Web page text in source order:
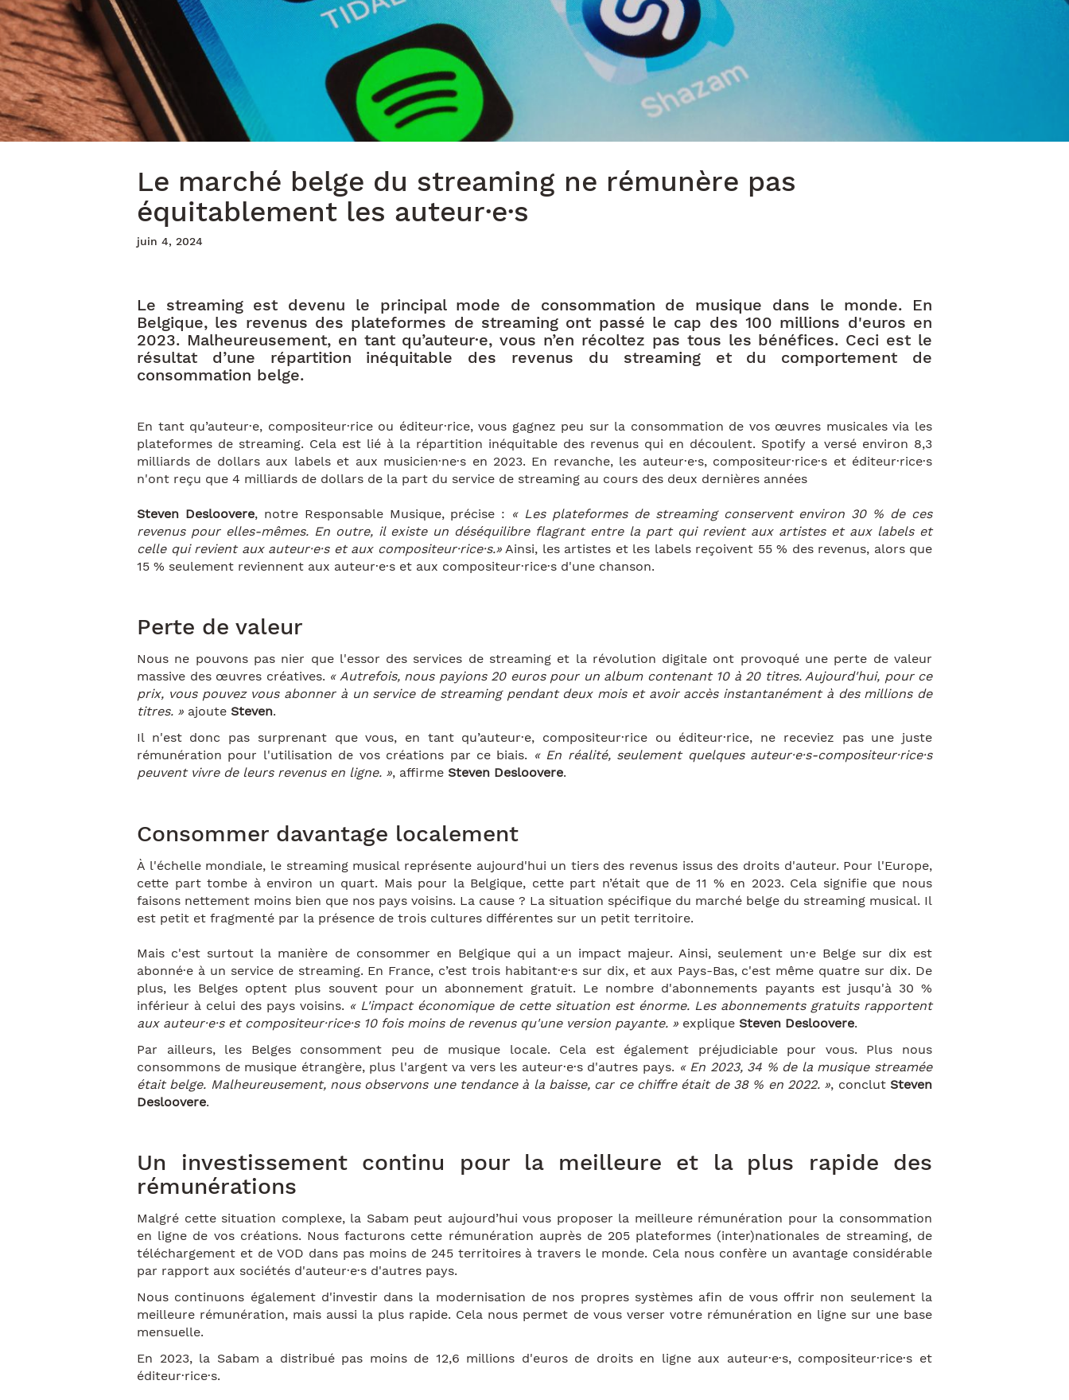
Le marché belge du streaming ne rémunère pas
équitablement les auteur·e·s
juin 4, 2024
Le streaming est devenu le principal mode de consommation de musique dans le monde. En
Belgique, les revenus des plateformes de streaming ont passé le cap des 100 millions d'euros en
2023. Malheureusement, en tant qu’auteur·e, vous n’en récoltez pas tous les bénéfices. Ceci est le
résultat d’une répartition inéquitable des revenus du streaming et du comportement de
consommation belge.
En tant qu’auteur·e, compositeur·rice ou éditeur·rice, vous gagnez peu sur la consommation de vos œuvres musicales via les
plateformes de streaming. Cela est lié à la répartition inéquitable des revenus qui en découlent. Spotify a versé environ 8,3
milliards de dollars aux labels et aux musicien·ne·s en 2023. En revanche, les auteur·e·s, compositeur·rice·s et éditeur·rice·s
n'ont reçu que 4 milliards de dollars de la part du service de streaming au cours des deux dernières années
Steven Desloovere, notre Responsable Musique, précise : « Les plateformes de streaming conservent environ 30 % de ces
revenus pour elles-mêmes. En outre, il existe un déséquilibre flagrant entre la part qui revient aux artistes et aux labels et
celle qui revient aux auteur·e·s et aux compositeur·rice·s.»Ainsi, les artistes et les labels reçoivent 55 % des revenus, alors que
15 % seulement reviennent aux auteur·e·s et aux compositeur·rice·s d'une chanson.
Perte de valeur
Nous ne pouvons pas nier que l'essor des services de streaming et la révolution digitale ont provoqué une perte de valeur
massive des œuvres créatives. « Autrefois, nous payions 20 euros pour un album contenant 10 à 20 titres. Aujourd'hui, pour ce
prix, vous pouvez vous abonner à un service de streaming pendant deux mois et avoir accès instantanément à des millions de
titres. » ajoute Steven.
Il n'est donc pas surprenant que vous, en tant qu’auteur·e, compositeur·rice ou éditeur·rice, ne receviez pas une juste
rémunération pour l'utilisation de vos créations par ce biais. « En réalité, seulement quelques auteur·e·s-compositeur·rice·s
peuvent vivre de leurs revenus en ligne. », affirme Steven Desloovere.
Consommer davantage localement
À l'échelle mondiale, le streaming musical représente aujourd'hui un tiers des revenus issus des droits d'auteur. Pour l'Europe,
cette part tombe à environ un quart. Mais pour la Belgique, cette part n’était que de 11 % en 2023. Cela signifie que nous
faisons nettement moins bien que nos pays voisins. La cause ? La situation spécifique du marché belge du streaming musical. Il
est petit et fragmenté par la présence de trois cultures différentes sur un petit territoire.
Mais c'est surtout la manière de consommer en Belgique qui a un impact majeur. Ainsi, seulement un·e Belge sur dix est
abonné·e à un service de streaming. En France, c’est trois habitant·e·s sur dix, et aux Pays-Bas, c'est même quatre sur dix. De
plus, les Belges optent plus souvent pour un abonnement gratuit. Le nombre d'abonnements payants est jusqu'à 30 %
inférieur à celui des pays voisins. « L'impact économique de cette situation est énorme. Les abonnements gratuits rapportent
aux auteur·e·s et compositeur·rice·s 10 fois moins de revenus qu'une version payante. » explique Steven Desloovere.
Par ailleurs, les Belges consomment peu de musique locale. Cela est également préjudiciable pour vous. Plus nous
consommons de musique étrangère, plus l'argent va vers les auteur·e·s d'autres pays. « En 2023, 34 % de la musique streamée
était belge. Malheureusement, nous observons une tendance à la baisse, car ce chiffre était de 38 % en 2022. », conclutSteven
Desloovere.
Un investissement continu pour la meilleure et la plus rapide des
rémunérations
Malgré cette situation complexe, la Sabam peut aujourd’hui vous proposer la meilleure rémunération pour la consommation
en ligne de vos créations. Nous facturons cette rémunération auprès de 205 plateformes (inter)nationales de streaming, de
téléchargement et de VOD dans pas moins de 245 territoires à travers le monde. Cela nous confère un avantage considérable
par rapport aux sociétés d'auteur·e·s d'autres pays.
Nous continuons également d'investir dans la modernisation de nos propres systèmes afin de vous offrir non seulement la
meilleure rémunération, mais aussi la plus rapide. Cela nous permet de vous verser votre rémunération en ligne sur une base
mensuelle.
En 2023, la Sabam a distribué pas moins de 12,6 millions d'euros de droits en ligne aux auteur·e·s, compositeur·rice·s et
éditeur·rice·s.